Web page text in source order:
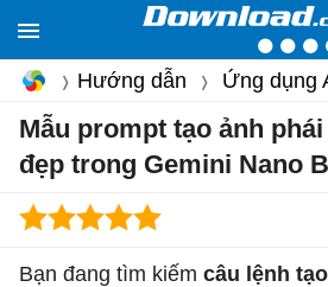
Hướng dẫn Ứng dụng
Mẫu prompt tạo ảnh
đẹp trong Gemini Nano
Bạn đang tìm kiếm câu lệnh